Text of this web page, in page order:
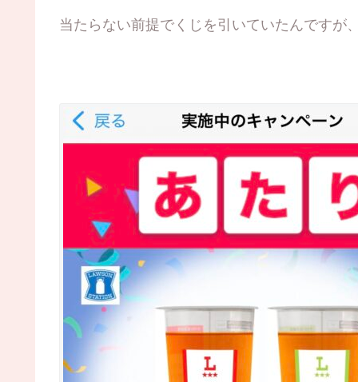
当たらない前提でくじを引いていたんですが